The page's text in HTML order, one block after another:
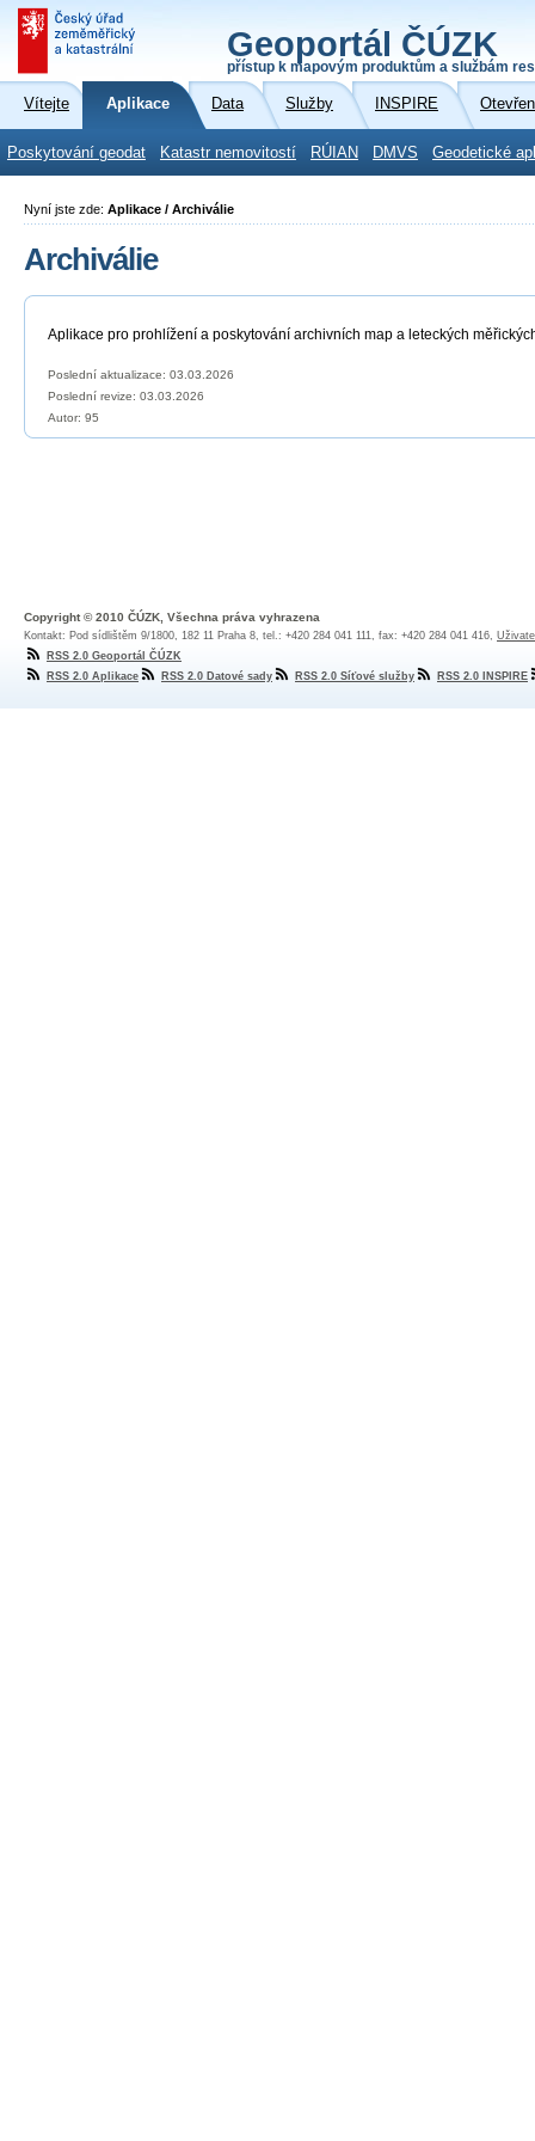
Geoportál ČÚZK
přístup k mapovým produktům a službám
Vítejte Aplikace Data Služby INSPIRE
Poskytování geodat Katastr nemovitostí RÚIAN DMVS Geodetické
Nyní jste zde: Aplikace / Archiválie
Archiválie
Aplikace pro prohlížení a poskytování archivních map a leteckých
Poslední aktualizace: 03.03.2026
Poslední revize: 03.03.2026
Autor: 95
Copyright © 2010 ČÚZK, Všechna práva vyhrazena
Kontakt: Pod sídlištěm 9/1800, 182 11 Praha 8, tel.: +420 284 041 111, fax: +420 284 041 416,
RSS 2.0 Geoportál ČÚZK
RSS 2.0 Aplikace
RSS 2.0 Datové sady RSS 2.0 Síťové služby RSS 2.0 INSPIRE